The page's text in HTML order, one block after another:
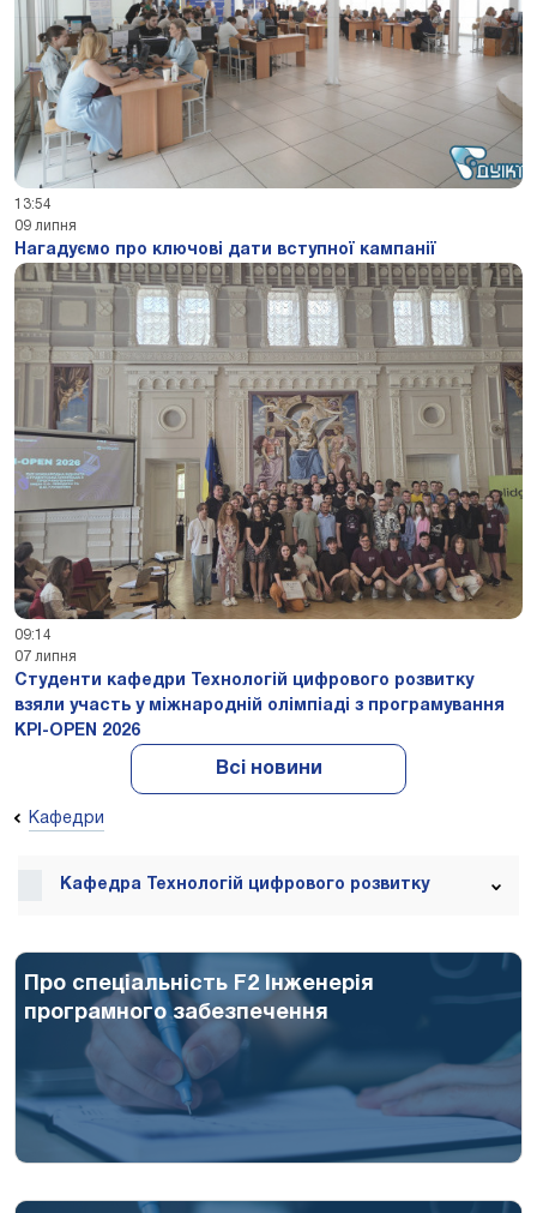
13:54
09 липня
Нагадуємо про ключові дати вступної кампанії
09:14
07 липня
Студенти кафедри Технологій цифрового розвитку
взяли участь у міжнародній олімпіаді з програмування
KPI-OPEN 2026
Всі новини
Кафедри
Кафедра Технологій цифрового розвитку
Про спеціальність F2 Інженерія
програмного забезпечення